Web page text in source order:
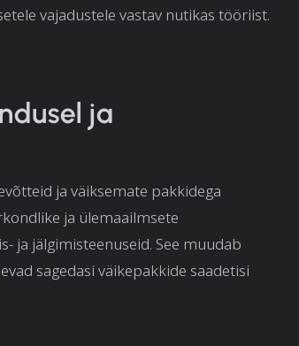
vajadustele vastav nutikas tööriist.
ja
ja väiksemate pakkidega
ja ülemaailmsete
ja jälgimisteenuseid. See muudab
sagedasi väikepakkide saadetisi